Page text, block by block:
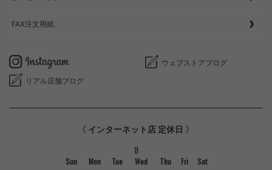
FAX注文用紙
ウェブストアブログ
リアル店舗ブログ
〈 インターネット店 定休日 〉
8
Sun Mon Tue Wed Thu Fri
Sat